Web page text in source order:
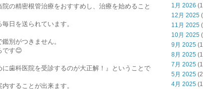
の精密根管治療をおすすめし、治療を始めること
日を送られています。
別がつきません。
です😊
歯科医院を受診するのが大正解！』ということで
することが出来ます。
1月 2026
12月 2025
11月 2025
10月 2025
9月 2025
8月 2025
7月 2025
5月 2025
4月 2025